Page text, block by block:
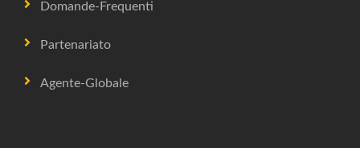
Domande-Frequenti
Partenariato
Agente-Globale